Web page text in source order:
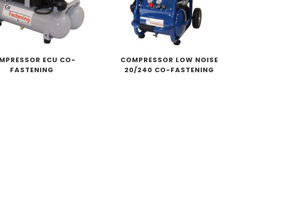
ECU CO-
FASTENING
COMPRESSOR LOW NOISE
20/240 CO-FASTENING